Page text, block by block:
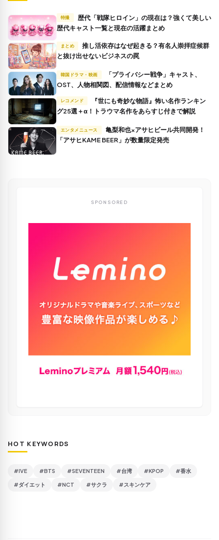
特撮
歴代キャスト一覧と現在の活躍まとめ
まとめ
推し活依存はなぜ起きる？有名人崇拝症候群
と抜け出せないビジネスの罠
韓国ドラマ・映画
OST、人物相関図、配信情報などまとめ
レコメンド
グ25選＋α！トラウマ名作をあらすじ付きで解説
エンタメニュース
「アサヒKAME BEER」が数量限定発売
SPONSORED
HOT KEYWORDS
#IVE #BTS #SEVENTEEN #台湾 #KPOP #香水
#ダイエット #NCT #サクラ #スキンケア